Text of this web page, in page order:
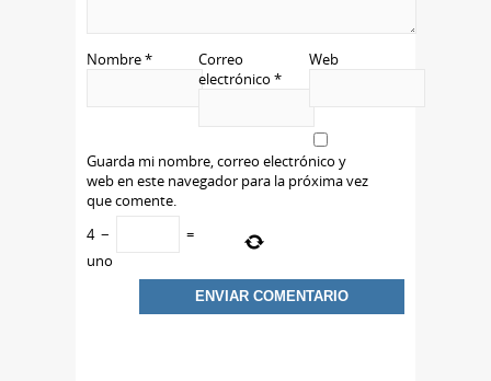
Nombre*
Correo
electrónico *
Web
Guarda mi nombre, correo electrónico y
web en este navegador para la próxima vez
que comente.
4 −
=
uno